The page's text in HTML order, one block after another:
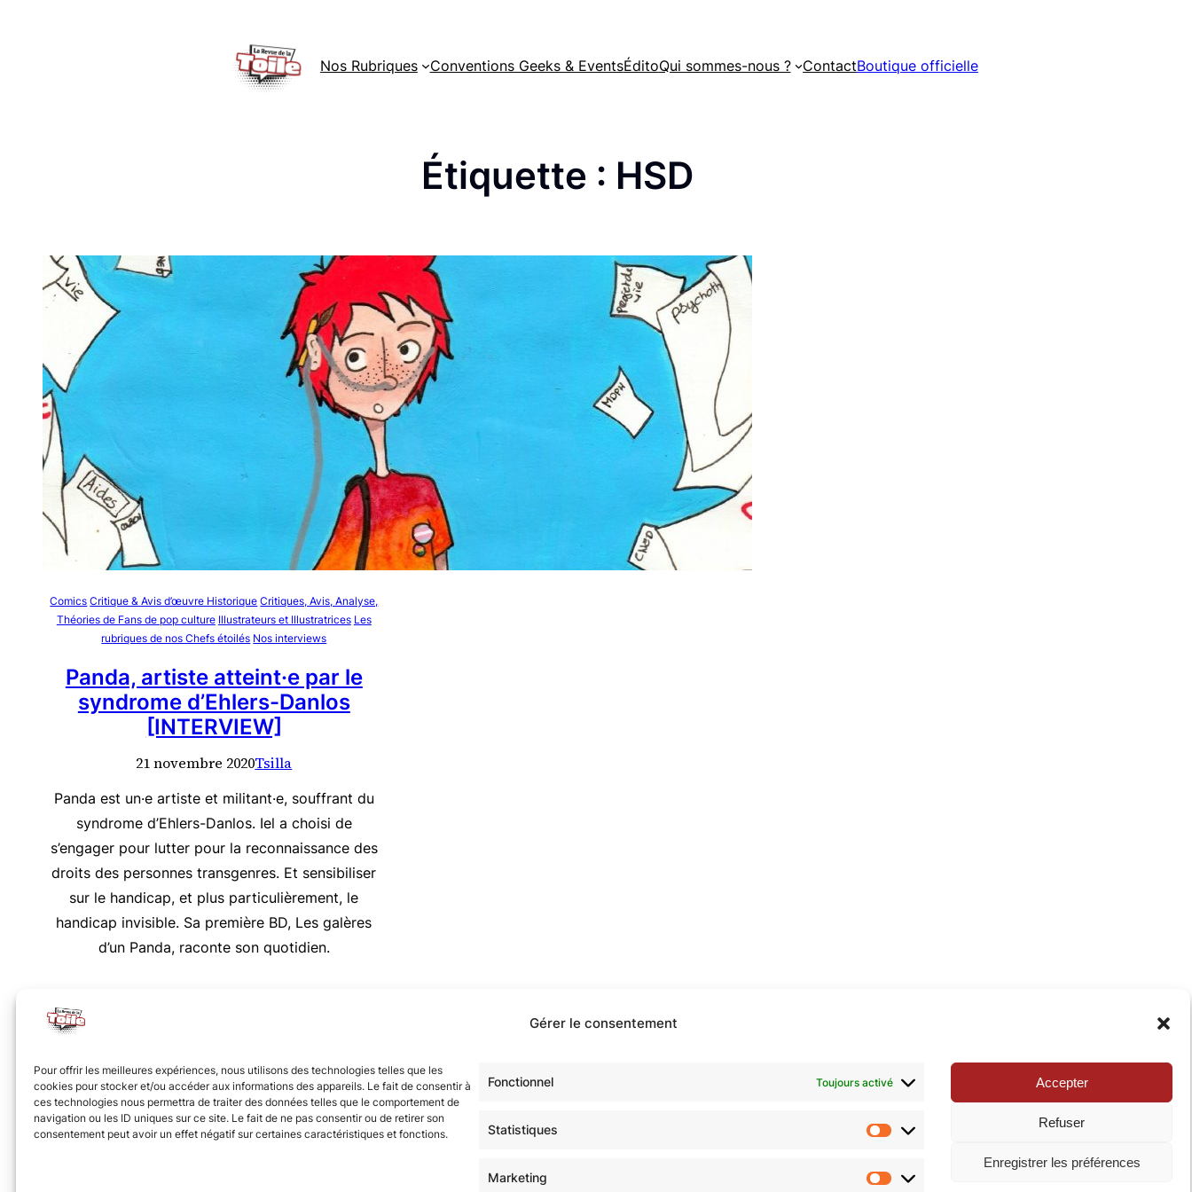
Gérer le consentement
Pour offrir les meilleures expériences, nous utilisons des technologies telles que les
cookies pour stocker et/ou accéder aux informations des appareils. Le fait de consentir à
ces technologies nous permettra de traiter des données telles que le comportement de
navigation ou les ID uniques sur ce site. Le fait de ne pas consentir ou de retirer son
consentement peut avoir un effet négatif sur certaines caractéristiques et fonctions.
Fonctionnel Toujours activé
Statistiques
Marketing
Accepter
Refuser
Enregistrer les préférences
Nos Rubriques Conventions Geeks & EventsÉditoQui sommes-nous ? ContactBoutique officielle
Étiquette : HSD
Comics Critique & Avis d’œuvre Historique Critiques, Avis, Analyse,
Théories de Fans de pop culture Illustrateurs et Illustratrices Les
rubriques de nos Chefs étoilés Nos interviews
Panda, artiste atteint·e par le
syndrome d’Ehlers-Danlos
[INTERVIEW]
21 novembre 2020Tsilla
Panda est un·e artiste et militant·e, souffrant du
syndrome d’Ehlers-Danlos. Iel a choisi de
s’engager pour lutter pour la reconnaissance des
droits des personnes transgenres. Et sensibiliser
sur le handicap, et plus particulièrement, le
handicap invisible. Sa première BD, Les galères
d’un Panda, raconte son quotidien.